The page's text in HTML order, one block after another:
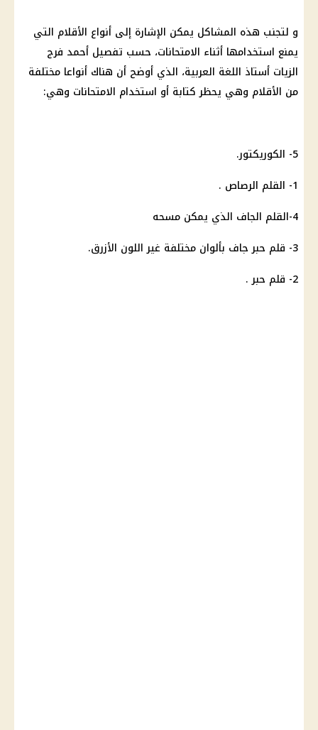
و لتجنب هذه المشاكل يمكن الإشارة إلى أنواع الأقلام التي
يمنع استخدامها أثناء الامتحانات، حسب تفصيل أحمد فرج
الزيات أستاذ اللغة العربية، الذي أوضح أن هناك أنواعا مختلفة
من الأقلام وهي يحظر كتابة أو استخدام الامتحانات وهي:
5- الكوريكتور.
1- القلم الرصاص .
4-القلم الجاف الذي يمكن مسحه
3- قلم حبر جاف بألوان مختلفة غير اللون الأزرق.
2- قلم حبر .